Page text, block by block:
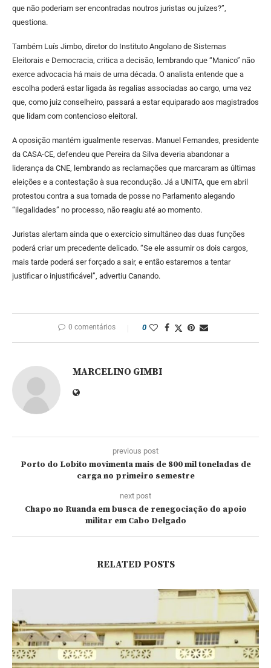
que não poderiam ser encontradas noutros juristas ou juízes?”,
questiona.
Também Luís Jimbo, diretor do Instituto Angolano de Sistemas
Eleitorais e Democracia, critica a decisão, lembrando que “Manico” não
exerce advocacia há mais de uma década. O analista entende que a
escolha poderá estar ligada às regalias associadas ao cargo, uma vez
que, como juiz conselheiro, passará a estar equiparado aos magistrados
que lidam com contencioso eleitoral.
A oposição mantém igualmente reservas. Manuel Fernandes, presidente
da CASA-CE, defendeu que Pereira da Silva deveria abandonar a
liderança da CNE, lembrando as reclamações que marcaram as últimas
eleições e a contestação à sua recondução. Já a UNITA, que em abril
protestou contra a sua tomada de posse no Parlamento alegando
“ilegalidades” no processo, não reagiu até ao momento.
Juristas alertam ainda que o exercício simultâneo das duas funções
poderá criar um precedente delicado. “Se ele assumir os dois cargos,
mais tarde poderá ser forçado a sair, e então estaremos a tentar
justificar o injustificável”, advertiu Canando.
0 comentários 0
MARCELINO GIMBI
previous post
Porto do Lobito movimenta mais de 800 mil toneladas de
carga no primeiro semestre
next post
Chapo no Ruanda em busca de renegociação do apoio
militar em Cabo Delgado
RELATED POSTS